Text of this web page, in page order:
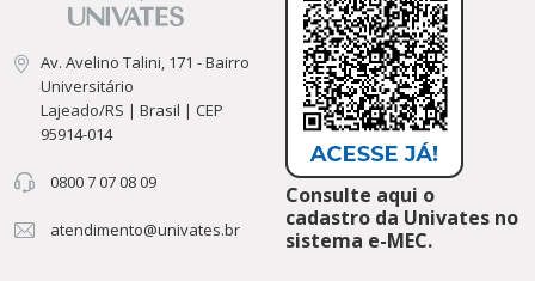
Av. Avelino Talini, 171 - Bairro
Universitário
Lajeado/RS | Brasil | CEP
95914-014
0800 7 07 08 09
atendimento@univates.br
Consulte aqui o
cadastro da Univates no
sistema e-MEC.